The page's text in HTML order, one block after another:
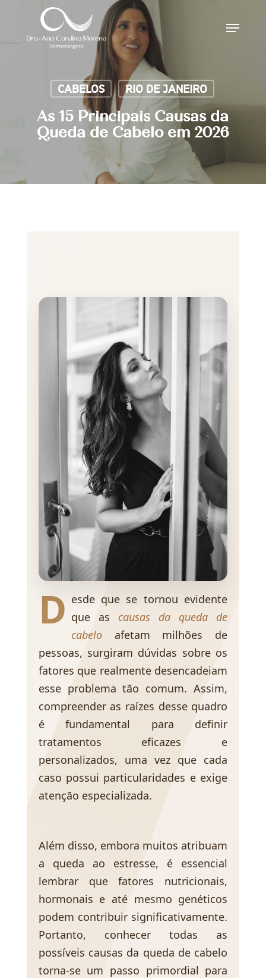
Menu
CABELOS RIO DE JANEIRO
As 15 Principais Causas da
Queda de Cabelo em 2026
D esde que se tornou evidente
que as causas da queda de
cabeloafetam milhões de
pessoas, surgiram dúvidas sobre os
fatores que realmente desencadeiam
esse problema tão comum. Assim,
compreender as raízes desse quadro
é fundamental para definir
tratamentos eficazes e
personalizados, uma vez que cada
caso possui particularidades e exige
atenção especializada.
Além disso, embora muitos atribuam
a queda ao estresse, é essencial
lembrar que fatores nutricionais,
hormonais e até mesmo genéticos
podem contribuir significativamente.
Portanto, conhecer todas as
possíveis causas da queda de cabelo
torna-se um passo primordial para